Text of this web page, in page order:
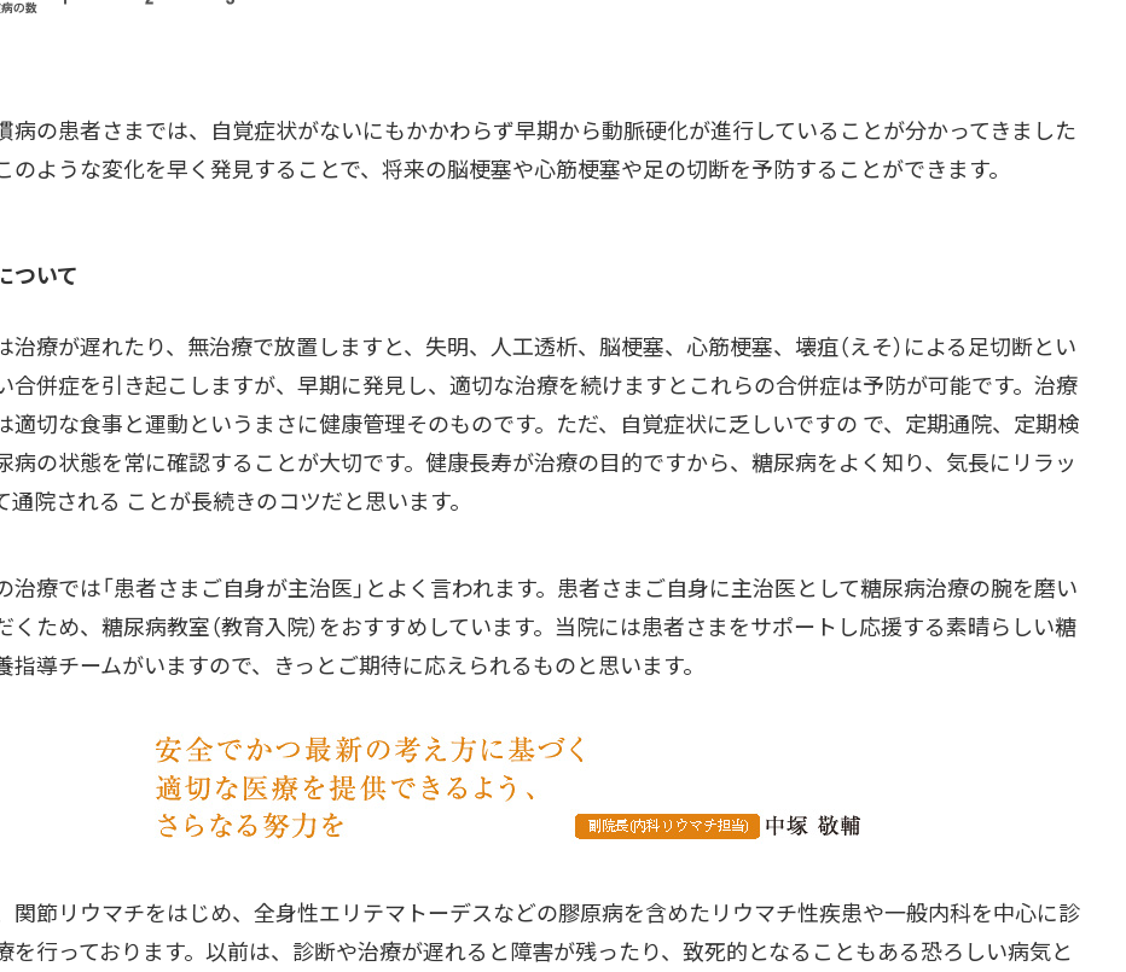
病の患者さまでは、自覚症状がないにもかかわらず早期から動脈硬化が進行していることが分かってきました
のような変化を早く発見することで、将来の脳梗塞や心筋梗塞や足の切断を予防することができます。
ついて
治療が遅れたり、無治療で放置しますと、失明、人工透析、脳梗塞、心筋梗塞、壊疽（えそ）による足切断とい
合併症を引き起こしますが、早期に発見し、適切な治療を続けますとこれらの合併症は予防が可能です。治療
適切な食事と運動というまさに健康管理そのものです。ただ、自覚症状に乏しいですの で、定期通院、定期検
病の状態を常に確認することが大切です。健康長寿が治療の目的ですから、糖尿病をよく知り、気長にリラッ
通院される ことが長続きのコツだと思います。
治療では「患者さまご自身が主治医」とよく言われます。患者さまご自身に主治医として糖尿病治療の腕を磨い
くため、糖尿病教室（教育入院）をおすすめしています。当院には患者さまをサポートし応援する素晴らしい糖
指導チームがいますので、きっとご期待に応えられるものと思います。
関節リウマチをはじめ、全身性エリテマトーデスなどの膠原病を含めたリウマチ性疾患や一般内科を中心に診
を行っております。以前は、診断や治療が遅れると障害が残ったり、致死的となることもある恐ろしい病気と